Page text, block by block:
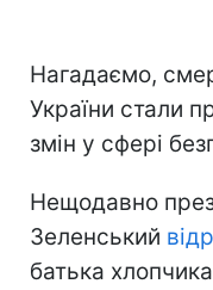
Нагадаємо,
України стали
змін у сфері
Нещодавно
Зеленський
батька